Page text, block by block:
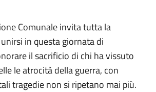
Comunale invita tutta la
in questa giornata di
il sacrificio di chi ha vissuto
le atrocità della guerra, con
tragedie non si ripetano mai più.